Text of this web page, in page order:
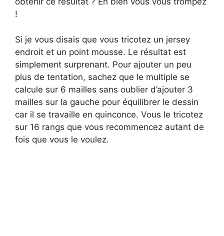
!
Si je vous disais que vous tricotez un jersey
endroit et un point mousse. Le résultat est
simplement surprenant. Pour ajouter un peu
plus de tentation, sachez que le multiple se
calcule sur 6 mailles sans oublier d’ajouter 3
mailles sur la gauche pour équilibrer le dessin
car il se travaille en quinconce. Vous le tricotez
sur 16 rangs que vous recommencez autant de
fois que vous le voulez.